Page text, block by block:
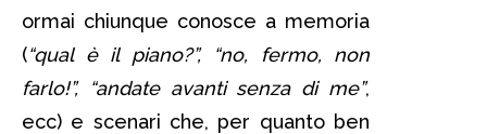
ormai chiunque conosce a memoria
(“qual è il piano?”, “no, fermo, non
farlo!”, “andate avanti senza di me”,
ecc) e scenari che, per quanto ben